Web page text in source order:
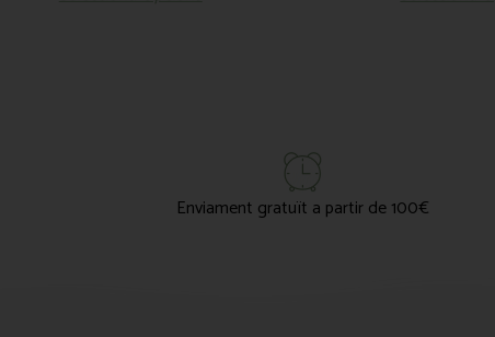
Enviament gratuït a partir de 100€